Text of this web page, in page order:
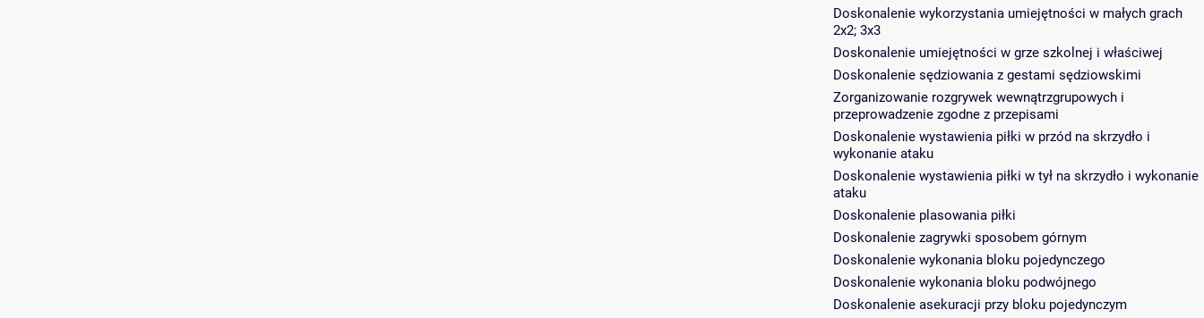
Doskonalenie wykorzystania umiejętności w małych grach
2x2; 3x3
Doskonalenie umiejętności w grze szkolnej i właściwej
Doskonalenie sędziowania z gestami sędziowskimi
Zorganizowanie rozgrywek wewnątrzgrupowych i
przeprowadzenie zgodne z przepisami
Doskonalenie wystawienia piłki w przód na skrzydło i
wykonanie ataku
Doskonalenie wystawienia piłki w tył na skrzydło i wykonanie
ataku
Doskonalenie plasowania piłki
Doskonalenie zagrywki sposobem górnym
Doskonalenie wykonania bloku pojedynczego
Doskonalenie wykonania bloku podwójnego
Doskonalenie asekuracji przy bloku pojedynczym